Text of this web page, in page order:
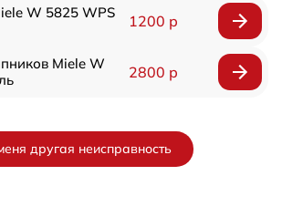
W 5825 WPS
1200 р
Miele W
2800 р
другая неисправность